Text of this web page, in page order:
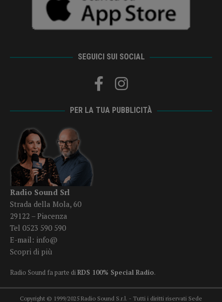
SEGUICI SUI SOCIAL
PER LA TUA PUBBLICITÀ
Radio Sound Srl
Strada della Mola, 60
29122 – Piacenza
Tel 0523 590 590
E-mail: info@
Scopri di più
Radio Sound fa parte diRDS 100% Special Radio.
Copyright © 1999/2025 Radio Sound S.r.l. - Tutti i diritti riservati Sede